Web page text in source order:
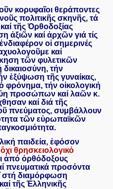
κορυφαῖοι θεράποντες
πολιτικῆς σκηνῆς, τά
τῆς Ὀρθοδοξίας
ἀξιῶν καί ἀρχῶν γιά τίς
οἱ σημερινές
καί
τῶν φυλετικῶν
δικαιοσύνη, τήν
ἐξύψωση τῆς γυναίκας,
φρόνημα, τήν οἰκολογική
προσώπων καί λαῶν κ.
καί διά τῆς
πνεύματος, συμβάλλουν
τῶν εὐρωπαϊκῶν
παιδεία, ἐφόσον
θρησκειολογικό
ἀπό ὀρθόδοξους
πνευματικά προσόντα
στή διαμόρφωση
τῆς Ἑλληνικῆς